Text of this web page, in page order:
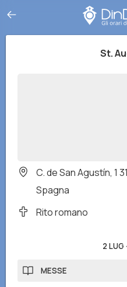
St.
C. de San Agustín, 1
Spagna
Rito romano
2 LUG
MESSE